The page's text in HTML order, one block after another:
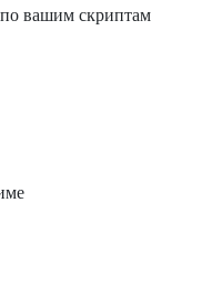
вашим скриптам